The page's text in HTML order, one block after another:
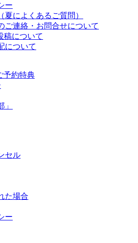
ー
夏によくあるご質問）
ご連絡・お問合せについて
稿について
について
予約特典
セル
た場合
ー